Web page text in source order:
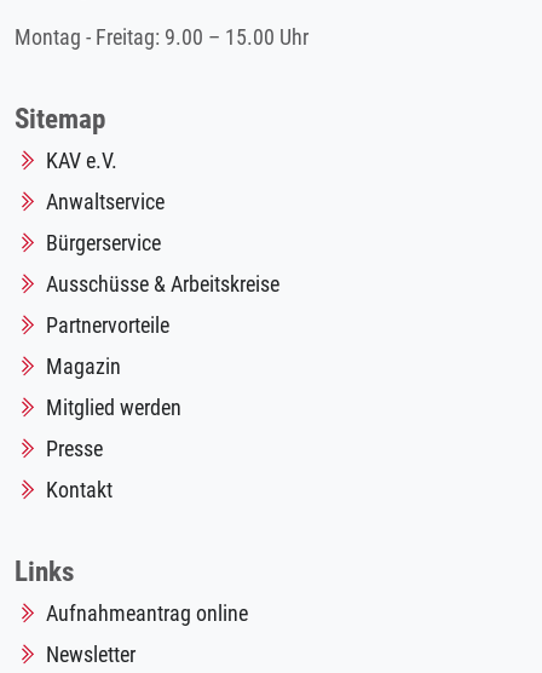
Montag - Freitag: 9.00 – 15.00 Uhr
Sitemap
KAV e.V.
Anwaltservice
Bürgerservice
Ausschüsse & Arbeitskreise
Partnervorteile
Magazin
Mitglied werden
Presse
Kontakt
Links
Aufnahmeantrag online
Newsletter